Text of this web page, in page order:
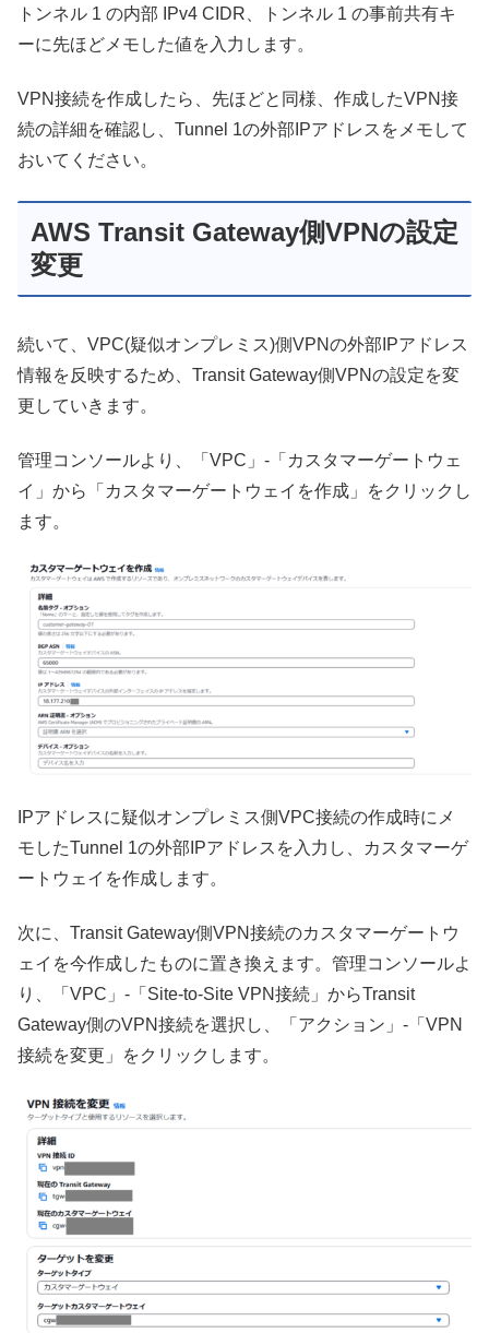
トンネル 1 の内部 IPv4 CIDR、トンネル 1 の事前共有キ
ーに先ほどメモした値を入力します。
VPN接続を作成したら、先ほどと同様、作成したVPN接
続の詳細を確認し、Tunnel 1の外部IPアドレスをメモして
おいてください。
AWS Transit Gateway側VPNの設定
変更
続いて、VPC(疑似オンプレミス)側VPNの外部IPアドレス
情報を反映するため、Transit Gateway側VPNの設定を変
更していきます。
管理コンソールより、「VPC」-「カスタマーゲートウェ
イ」から「カスタマーゲートウェイを作成」をクリックし
ます。
IPアドレスに疑似オンプレミス側VPC接続の作成時にメ
モしたTunnel 1の外部IPアドレスを入力し、カスタマーゲ
ートウェイを作成します。
次に、Transit Gateway側VPN接続のカスタマーゲートウ
ェイを今作成したものに置き換えます。管理コンソールよ
り、「VPC」-「Site-to-Site VPN接続」からTransit
Gateway側のVPN接続を選択し、「アクション」-「VPN
接続を変更」をクリックします。